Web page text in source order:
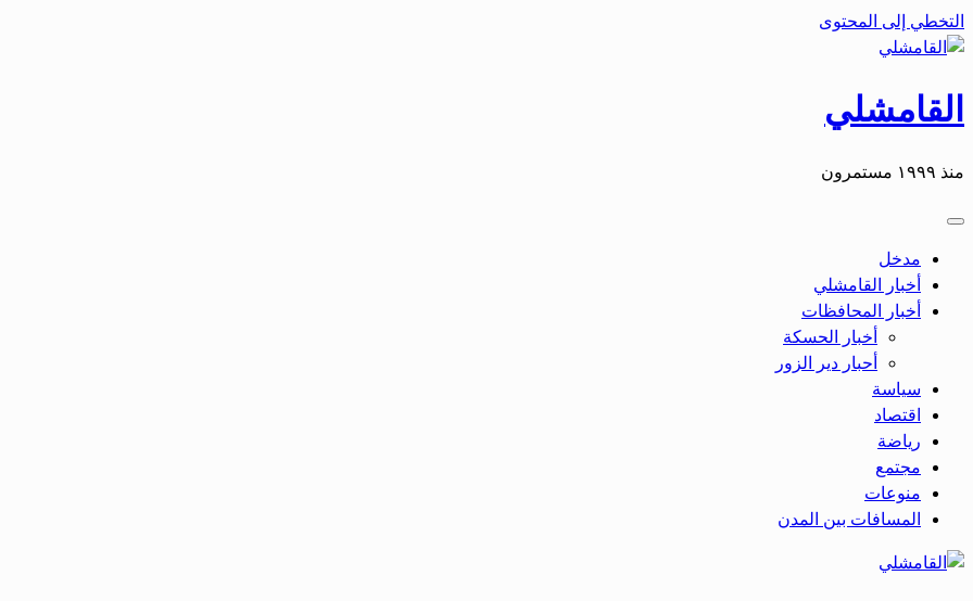
التخطي إلى المحتوى
القامشلي
منذ ١٩٩٩ مستمرون
مدخل
أخبار القامشلي
أخبار المحافظات
أخبار الحسكة
أحبار دير الزور
سياسة
اقتصاد
رياضة
مجتمع
منوعات
المسافات بين المدن